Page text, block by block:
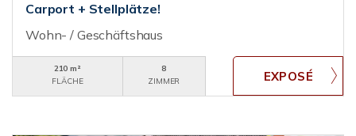
Carport + Stellplätze!
Wohn- / Geschäftshaus
210 m²
FLÄCHE
8
ZIMMER